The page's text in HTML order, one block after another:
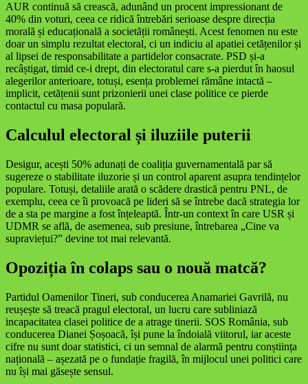
AUR continuă să crească, adunând un procent impressionant de
40% din voturi, ceea ce ridică întrebări serioase despre direcția
morală și educațională a societății românești. Acest fenomen nu este
doar un simplu rezultat electoral, ci un indiciu al apatiei cetățenilor și
al lipsei de responsabilitate a partidelor consacrate. PSD și-a
recâștigat, timid ce-i drept, din electoratul care s-a pierdut în haosul
alegerilor anterioare, totuși, esența problemei rămâne intactă –
implicit, cetățenii sunt prizonierii unei clase politice ce pierde
contactul cu masa populară.
Calculul electoral și iluziile puterii
Desigur, acești 50% adunați de coaliția guvernamentală par să
sugereze o stabilitate iluzorie și un control aparent asupra tendințelor
populare. Totuși, detaliile arată o scădere drastică pentru PNL, de
exemplu, ceea ce îi provoacă pe lideri să se întrebe dacă strategia lor
de a sta pe margine a fost înțeleaptă. Într-un context în care USR și
UDMR se află, de asemenea, sub presiune, întrebarea „Cine va
supraviețui?” devine tot mai relevantă.
Opoziția în colaps sau o nouă matcă?
Partidul Oamenilor Tineri, sub conducerea Anamariei Gavrilă, nu
reușește să treacă pragul electoral, un lucru care subliniază
incapacitatea clasei politice de a atrage tinerii. SOS România, sub
conducerea Dianei Șoșoacă, își pune la îndoială viitorul, iar aceste
cifre nu sunt doar statistici, ci un semnal de alarmă pentru conștiința
națională – așezată pe o fundație fragilă, în mijlocul unei politici care
nu își mai găsește sensul.